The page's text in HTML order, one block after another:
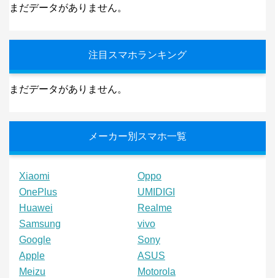
まだデータがありません。
注目スマホランキング
まだデータがありません。
メーカー別スマホ一覧
Xiaomi
Oppo
OnePlus
UMIDIGI
Huawei
Realme
Samsung
vivo
Google
Sony
Apple
ASUS
Meizu
Motorola